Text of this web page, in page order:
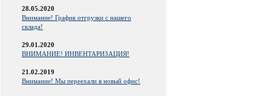
28.05.2020
Внимание! График отгрузки с нашего
склада!
29.01.2020
ВНИМАНИЕ! ИНВЕНТАРИЗАЦИЯ!
21.02.2019
Внимание! Мы переехали в новый офис!